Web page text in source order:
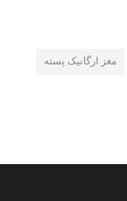
مغز ارگانیک پسته